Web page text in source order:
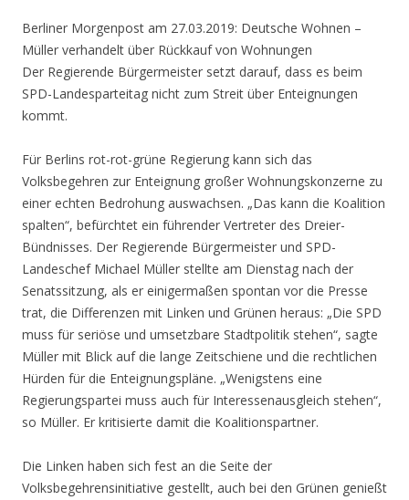
Berliner Morgenpost am 27.03.2019: Deutsche Wohnen –
Müller verhandelt über Rückkauf von Wohnungen
Der Regierende Bürgermeister setzt darauf, dass es beim
SPD-Landesparteitag nicht zum Streit über Enteignungen
kommt.
Für Berlins rot-rot-grüne Regierung kann sich das
Volksbegehren zur Enteignung großer Wohnungskonzerne zu
einer echten Bedrohung auswachsen. „Das kann die Koalition
spalten“, befürchtet ein führender Vertreter des Dreier-
Bündnisses. Der Regierende Bürgermeister und SPD-
Landeschef Michael Müller stellte am Dienstag nach der
Senatssitzung, als er einigermaßen spontan vor die Presse
trat, die Differenzen mit Linken und Grünen heraus: „Die SPD
muss für seriöse und umsetzbare Stadtpolitik stehen“, sagte
Müller mit Blick auf die lange Zeitschiene und die rechtlichen
Hürden für die Enteignungspläne. „Wenigstens eine
Regierungspartei muss auch für Interessenausgleich stehen“,
so Müller. Er kritisierte damit die Koalitionspartner.
Die Linken haben sich fest an die Seite der
Volksbegehrensinitiative gestellt, auch bei den Grünen genießt